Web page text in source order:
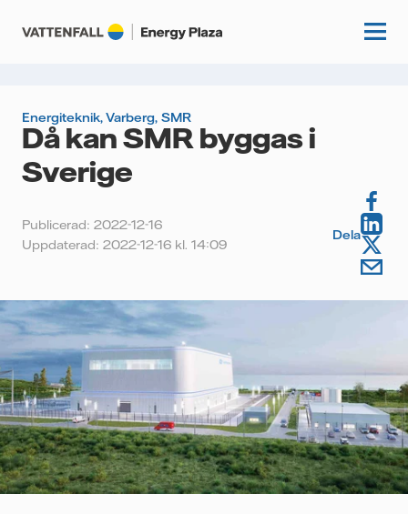
Start
Kunskapshubb
Fördjupning
Artiklar
Krönikor
Kundcase
Videor
Podcasts
Om oss
Vattenfall.se
Energiteknik,Varberg, SMR
Då kan SMR byggas i
Sverige
Publicerad: 2022-12-16
Uppdaterad: 2022-12-16 kl. 14:09
Dela